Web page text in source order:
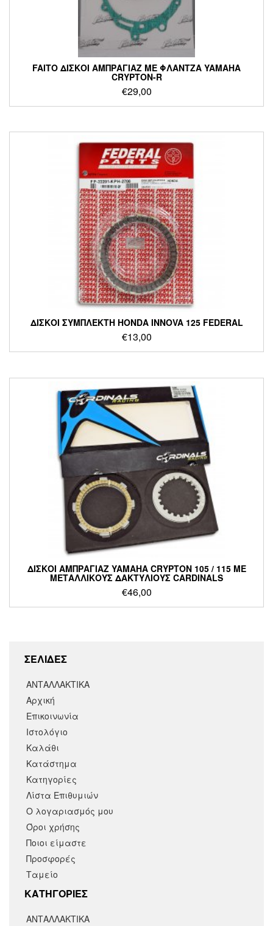
FAITO ΔΙΣΚΟΙ ΑΜΠΡΑΓΙΑΖ ΜΕ ΦΛΑΝΤΖΑ YAMAHA
CRYPTON-R
€29,00
ΔΙΣΚΟΙ ΣΥΜΠΛΕΚΤΗ HONDA INNOVA 125 FEDERAL
€13,00
ΔΙΣΚΟΙ ΑΜΠΡΑΓΙΑΖ YAMAHA CRYPTON 105 / 115 ΜΕ
ΜΕΤΑΛΛΙΚΟΥΣ ΔΑΚΤΥΛΙΟΥΣ CARDINALS
€46,00
ΣΕΛΙΔΕΣ
ΑΝΤΑΛΛΑΚΤΙΚΑ
Αρχική
Επικοινωνία
Ιστολόγιο
Καλάθι
Κατάστημα
Κατηγορίες
Λίστα Επιθυμιών
Ο λογαριασμός μου
Όροι χρήσης
Ποιοι είμαστε
Προσφορές
Ταμείο
KΑΤΗΓΟΡΙΕΣ
ΑΝΤΑΛΛΑΚΤΙΚΆ